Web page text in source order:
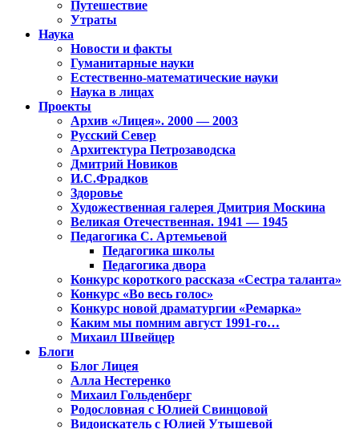
Путешествие
Утраты
Наука
Новости и факты
Гуманитарные науки
Естественно-математические науки
Наука в лицах
Проекты
Архив «Лицея». 2000 — 2003
Русский Север
Архитектура Петрозаводска
Дмитрий Новиков
И.С.Фрадков
Здоровье
Художественная галерея Дмитрия Москина
Великая Отечественная. 1941 — 1945
Педагогика С. Артемьевой
Педагогика школы
Педагогика двора
Конкурс короткого рассказа «Сестра таланта»
Конкурс «Во весь голос»
Конкурс новой драматургии «Ремарка»
Каким мы помним август 1991-го…
Михаил Швейцер
Блоги
Блог Лицея
Алла Нестеренко
Михаил Гольденберг
Родословная с Юлией Свинцовой
Видоискатель с Юлией Утышевой